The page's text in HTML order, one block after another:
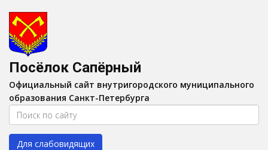
Изображения:
Цвет:A A
Посёлок Сапёрный
Официальный сайт внутригородского муниципального
образования Санкт-Петербурга
Для слабовидящих